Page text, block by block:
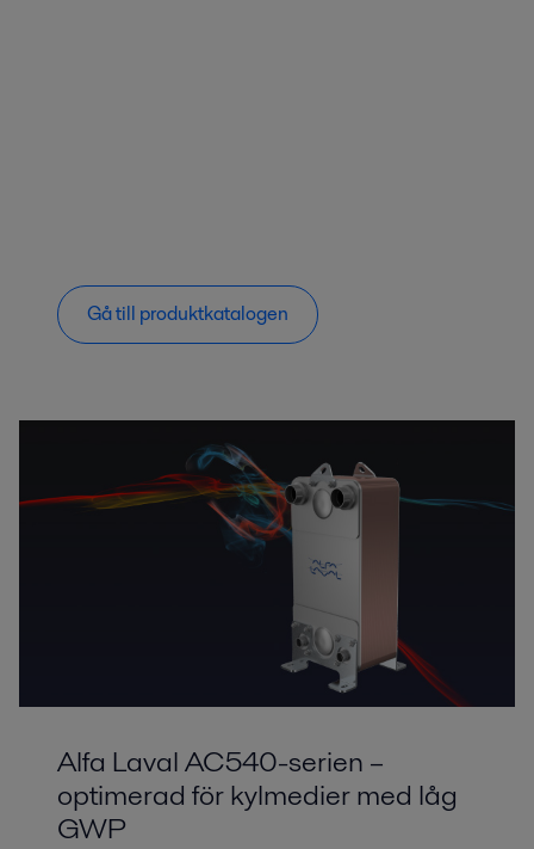
Gå till produktkatalogen
Alfa Laval AC540-serien –
optimerad för kylmedier med låg
GWP